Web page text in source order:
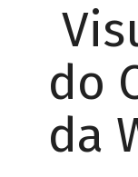
do
da